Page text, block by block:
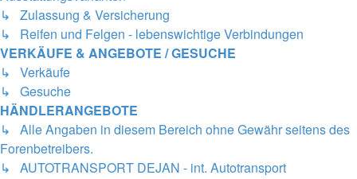
↳ Zulassung & Versicherung
↳ Reifen und Felgen - lebenswichtige Verbindungen
VERKÄUFE & ANGEBOTE / GESUCHE
↳ Verkäufe
↳ Gesuche
HÄNDLERANGEBOTE
↳ Alle Angaben in diesem Bereich ohne Gewähr seitens des
Forenbetreibers.
↳ AUTOTRANSPORT DEJAN - int. Autotransport